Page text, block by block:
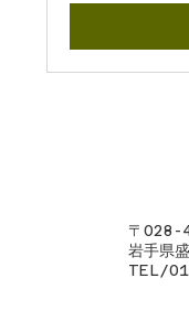
〒028-
岩手県
TEL/